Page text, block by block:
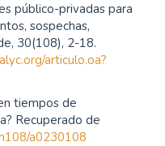
público-privadas para
sospechas,
30(108), 2-18.
articulo.oa?
tiempos de
Recuperado de
a0230108